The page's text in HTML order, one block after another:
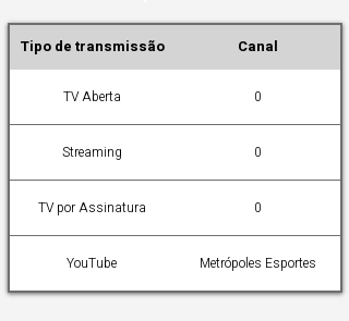
Tipo de transmissão Canal
TV Aberta 0
Streaming 0
TV por Assinatura 0
YouTube Metrópoles Esportes